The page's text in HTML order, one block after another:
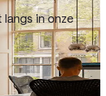
in onze